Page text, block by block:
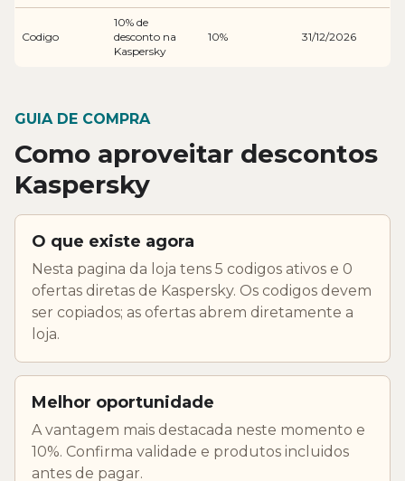
Codigo
10% de
desconto na
Kaspersky
10% 31/12/2026
GUIA DE COMPRA
Como aproveitar descontos
Kaspersky
O que existe agora
Nesta pagina da loja tens 5 codigos ativos e 0
ofertas diretas de Kaspersky. Os codigos devem
ser copiados; as ofertas abrem diretamente a
loja.
Melhor oportunidade
A vantagem mais destacada neste momento e
10%. Confirma validade e produtos incluidos
antes de pagar.